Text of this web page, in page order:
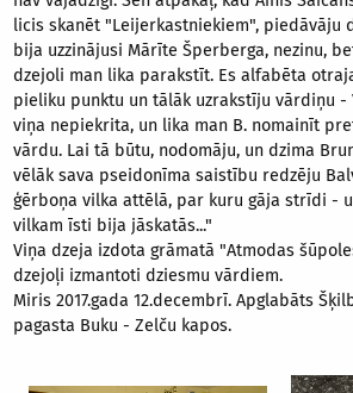
licis skanēt "Leijerkastniekiem", piedāvāju
bija uzzinājusi Mārīte Šperberga, nezinu,
dzejoli man lika parakstīt. Es alfabēta
pieliku punktu un tālāk uzrakstīju vārdiņu -
viņa nepiekrita, un lika man B. nomainīt
vārdu. Lai tā būtu, nodomāju, un dzima
vēlāk sava pseidonīma saistību redzēju
ģērboņa vilka attēlā, par kuru gāja strīdi -
vilkam īsti bija jāskatās..."
Viņa dzeja izdota grāmatā "Atmodas
dzejoļi izmantoti dziesmu vārdiem.
Miris 2017.gada 12.decembrī. Apglabāts
pagasta Buku - Zelču kapos.